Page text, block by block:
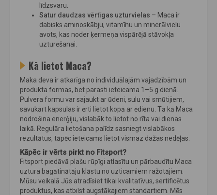
līdzsvaru.
Satur daudzas vērtīgas uzturvielas – Maca ir
dabisks aminoskābju, vitamīnu un minerālvielu
avots, kas noder ķermeņa vispārējā stāvokļa
uzturēšanai.
Kā lietot Maca?
Maka deva ir atkarīga no individuālajām vajadzībām un
produkta formas, bet parasti ieteicama 1–5 g dienā.
Pulvera formu var sajaukt ar ūdeni, sulu vai smūtijiem,
savukārt kapsulas ir ērti lietot kopā ar ēdienu. Tā kā Maca
nodrošina enerģiju, vislabāk to lietot no rīta vai dienas
laikā. Regulāra lietošana palīdz sasniegt vislabākos
rezultātus, tāpēc ieteicams lietot vismaz dažas nedēļas.
Kāpēc ir vērts pirkt no Fitsport?
Fitsport piedāvā plašu rūpīgi atlasītu un pārbaudītu Maca
uztura bagātinātāju klāstu no uzticamiem ražotājiem.
Mūsu veikalā Jūs atradīsiet tikai kvalitatīvus, sertificētus
produktus, kas atbilst augstākajiem standartiem. Mēs